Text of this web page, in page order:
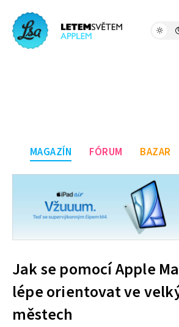
MAGAZÍN FÓRUM BAZAR
Jak se pomocí Apple
lépe orientovat ve
městech